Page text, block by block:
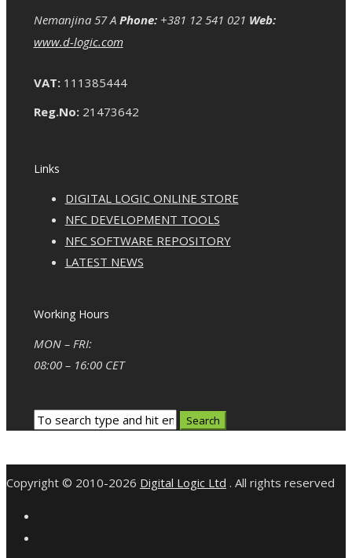
Nemanjina 57 A Phone:+381 12 541 021 Web:
www.d-logic.com
VAT:111385444
Reg.No:21473642
Links
DIGITAL LOGIC ONLINE STORE
NFC DEVELOPMENT TOOLS
NFC SOFTWARE REPOSITORY
LATEST NEWS
Working Hours
MON – FRI:
08:00 – 16:00 CET
Copyright © 2010-2026 Digital Logic Ltd . All rights reserved